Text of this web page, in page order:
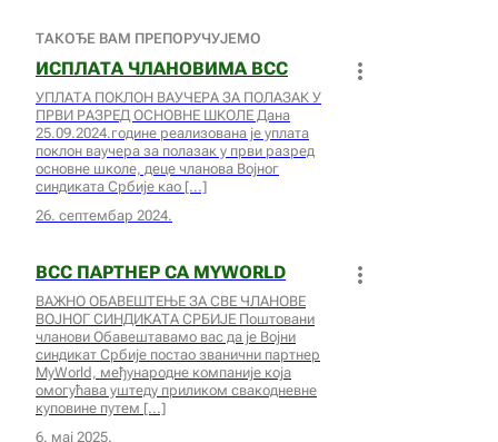
ТАКОЂЕ ВАМ ПРЕПОРУЧУЈЕМО
ИСПЛАТА ЧЛАНОВИМА ВСС
УПЛАТА ПОКЛОН ВАУЧЕРА ЗА ПОЛАЗАК У
ПРВИ РАЗРЕД ОСНОВНЕ ШКОЛЕ Дана
25.09.2024.године реализована је уплата
поклон ваучера за полазак у први разред
основне школе, деце чланова Војног
синдиката Србије као
26. септембар 2024.
ВСС ПАРТНЕР СА MYWORLD
ВАЖНО ОБАВЕШТЕЊЕ ЗА СВЕ ЧЛАНОВЕ
ВОЈНОГ СИНДИКАТА СРБИЈЕ Поштовани
чланови Обавештавамо вас да је Војни
синдикат Србије постао званични партнер
MyWorld, међународне компаније која
омогућава уштеду приликом свакодневне
куповине путем
6. мај 2025.